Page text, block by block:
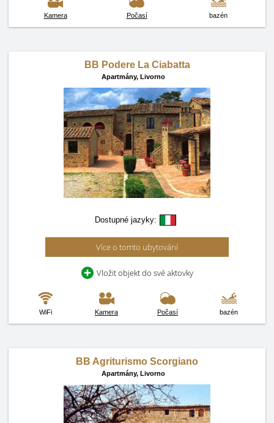
Kamera Počasí bazén
BB Podere La Ciabatta
Apartmány, Livorno
Dostupné jazyky:
Více o tomto ubytování
Vložit objekt do své aktovky
WiFi Kamera Počasí bazén
BB Agriturismo Scorgiano
Apartmány, Livorno